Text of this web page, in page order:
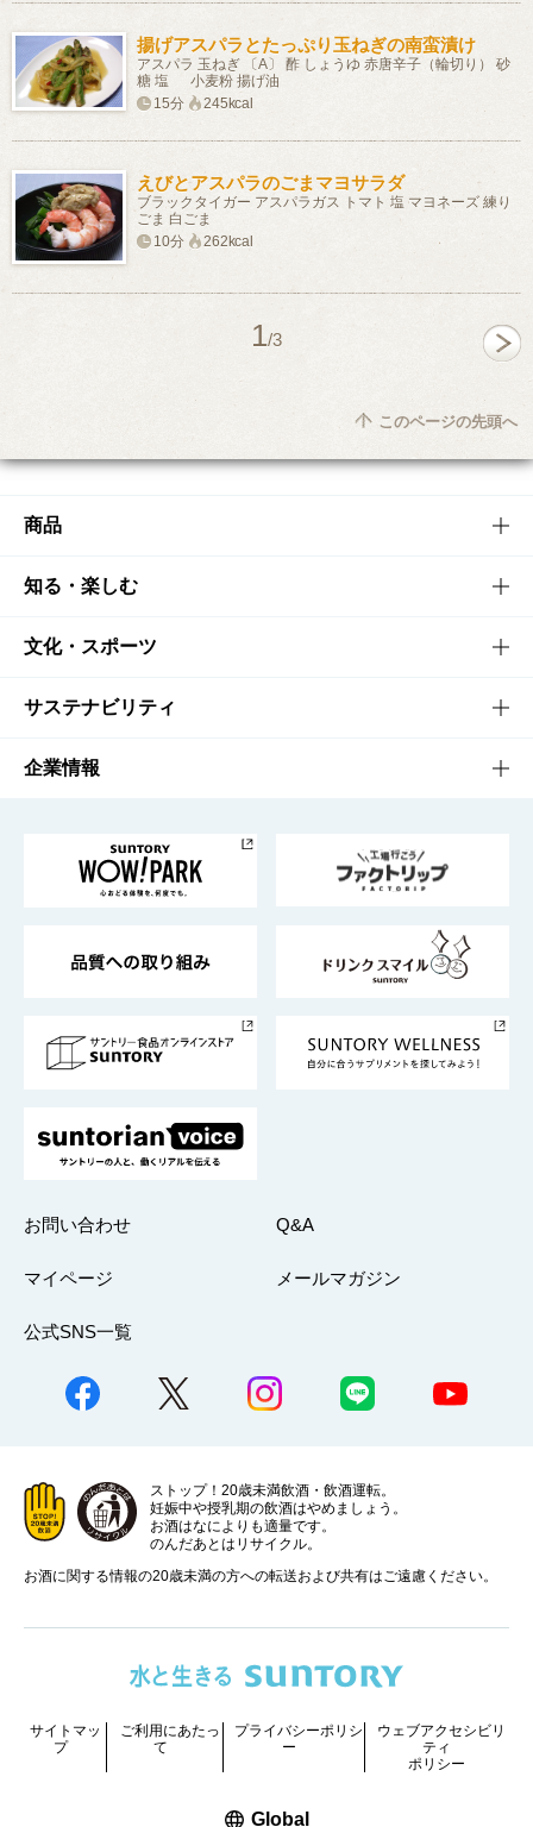
揚げアスパラとたっぷり玉ねぎの南蛮漬け
アスパラ 玉ねぎ 〔A〕 酢 しょうゆ 赤唐辛子（輪切り） 砂
糖 塩 小麦粉 揚げ油
15分
245kcal
えびとアスパラのごまマヨサラダ
ブラックタイガー アスパラガス トマト 塩 マヨネーズ 練り
ごま 白ごま
10分
262kcal
1/3
このページの先頭へ
商品
商品TOP
商品一覧
商品発売情報
栄養成分一覧
知る・楽しむ
知る・楽しむTOP
キャンペーン
工場見学
地域情報
文化・スポーツ
文化・スポーツTOP
サントリーホール
サントリーサンバーズ大阪
サステナビリティ
サステナビリティTOP
サントリーが考えるサステナビリティ経営
企業情報
企業概要
採用情報
お問い合わせ Q&A
マイページ メールマガジン
公式SNS一覧
ストップ！20歳未満飲酒・飲酒運転。
妊娠中や授乳期の飲酒はやめましょう。
お酒はなによりも適量です。
のんだあとはリサイクル。
お酒に関する情報の20歳未満の方への転送および共有はご遠慮ください。
サイトマッ
プ
ご利用にあたっ
て
プライバシーポリシ
ー
ウェブアクセシビリ
ティ
ポリシー
Global新しいウィンドウで開く